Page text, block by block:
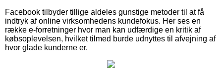
Facebook tilbyder tillige aldeles gunstige metoder til at få
indtryk af online virksomhedens kundefokus. Her ses en
række e-forretninger hvor man kan udfærdige en kritik af
købsoplevelsen, hvilket tilmed burde udnyttes til afvejning af
hvor glade kunderne er.